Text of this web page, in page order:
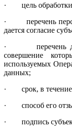
· цель обработки
· перечень
дается согласие
· перечень
совершение
используемых
данных;
· срок, в течение
· способ его
· подпись